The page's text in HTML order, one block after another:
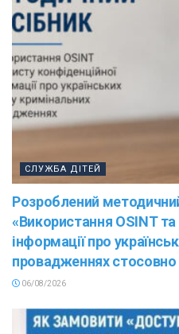
СЛУЖБА ДІТЕЙ
Розроблений
«Використання OSINT та
інформації про
провадженнях стосовно
06/08/2026